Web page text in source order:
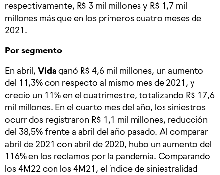
respectivamente, R$ 3 mil millones y R$ 1,7 mil
millones más que en los primeros cuatro meses de
2021.
Por segmento
En abril, Vidaganó R$ 4,6 mil millones, un aumento
del 11,3% con respecto al mismo mes de 2021, y
creció un 11% en el cuatrimestre, totalizando R$ 17,6
mil millones. En el cuarto mes del año, los siniestros
ocurridos registraron R$ 1,1 mil millones, reducción
del 38,5% frente a abril del año pasado. Al comparar
abril de 2021 con abril de 2020, hubo un aumento del
116% en los reclamos por la pandemia. Comparando
los 4M22 con los 4M21, el índice de siniestralidad